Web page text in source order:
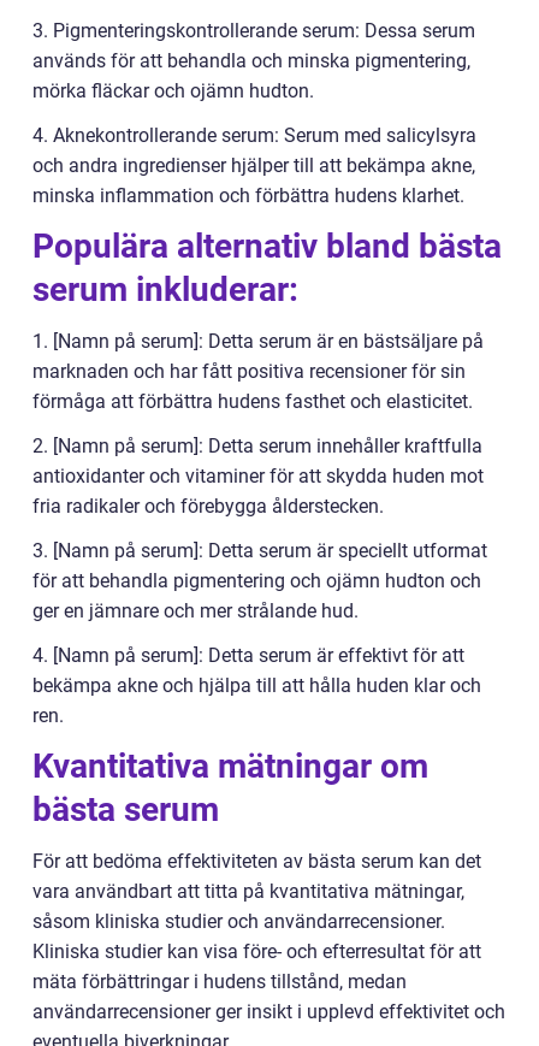
3. Pigmenteringskontrollerande serum: Dessa serum
används för att behandla och minska pigmentering,
mörka fläckar och ojämn hudton.
4. Aknekontrollerande serum: Serum med salicylsyra
och andra ingredienser hjälper till att bekämpa akne,
minska inflammation och förbättra hudens klarhet.
Populära alternativ bland bästa
serum inkluderar:
1. [Namn på serum]: Detta serum är en bästsäljare på
marknaden och har fått positiva recensioner för sin
förmåga att förbättra hudens fasthet och elasticitet.
2. [Namn på serum]: Detta serum innehåller kraftfulla
antioxidanter och vitaminer för att skydda huden mot
fria radikaler och förebygga ålderstecken.
3. [Namn på serum]: Detta serum är speciellt utformat
för att behandla pigmentering och ojämn hudton och
ger en jämnare och mer strålande hud.
4. [Namn på serum]: Detta serum är effektivt för att
bekämpa akne och hjälpa till att hålla huden klar och
ren.
Kvantitativa mätningar om
bästa serum
För att bedöma effektiviteten av bästa serum kan det
vara användbart att titta på kvantitativa mätningar,
såsom kliniska studier och användarrecensioner.
Kliniska studier kan visa före- och efterresultat för att
mäta förbättringar i hudens tillstånd, medan
användarrecensioner ger insikt i upplevd effektivitet och